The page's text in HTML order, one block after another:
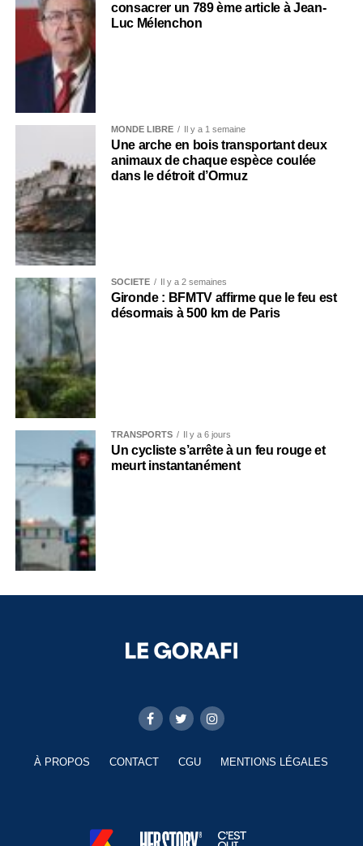
consacrer un 789 ème article à Jean-
Luc Mélenchon
MONDE LIBRE Il y a 1 semaine
Une arche en bois transportant deux
animaux de chaque espèce coulée
dans le détroit d’Ormuz
SOCIÉTÉ Il y a 2 semaines
Gironde : BFMTV affirme que le feu est
désormais à 500 km de Paris
TRANSPORTS Il y a 6 jours
Un cycliste s’arrête à un feu rouge et
meurt instantanément
À PROPOS CONTACT CGU MENTIONS LÉGALES